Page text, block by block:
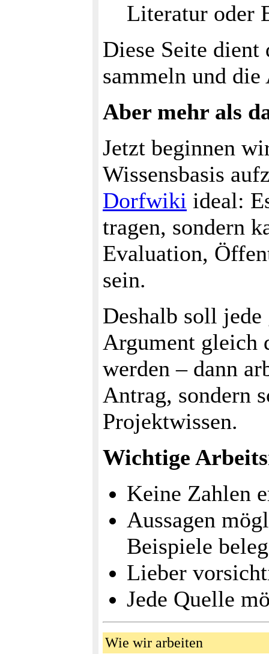
Literatur oder
Diese Seite dient
sammeln und
Aber mehr als
Jetzt beginnen
Wissensbasis
Dorfwiki ideal:
tragen, sondern
Evaluation,
sein.
Deshalb soll jede
Argument gleich
werden – dann
Antrag, sondern
Projektwissen.
Wichtige
Keine Zahlen
Aussagen
Beispiele
Lieber
Jede Quelle
Wie wir arbeiten